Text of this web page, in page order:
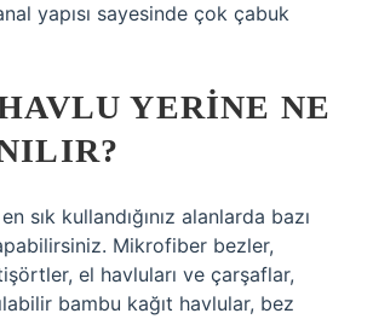
yapısı sayesinde çok çabuk
YERINE NE
sık kullandığınız alanlarda bazı
Mikrofiber bezler,
el havluları ve çarşaflar,
bambu kağıt havlular, bez